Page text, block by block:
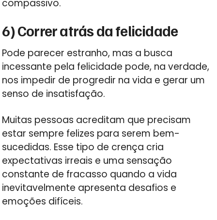
compassivo.
6) Correr atrás da felicidade
Pode parecer estranho, mas a busca
incessante pela felicidade pode, na verdade,
nos impedir de progredir na vida e gerar um
senso de insatisfação.
Muitas pessoas acreditam que precisam
estar sempre felizes para serem bem-
sucedidas. Esse tipo de crença cria
expectativas irreais e uma sensação
constante de fracasso quando a vida
inevitavelmente apresenta desafios e
emoções difíceis.